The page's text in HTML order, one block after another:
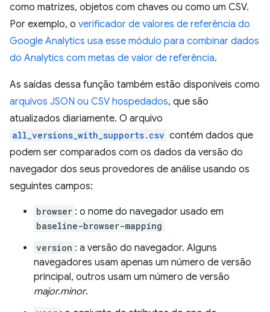
como matrizes, objetos com chaves ou como um CSV.
Por exemplo, o verificador de valores de referência do
Google Analytics usa esse módulo para combinar dados
do Analytics com metas de valor de referência.
As saídas dessa função também estão disponíveis como
arquivos JSON ou CSV hospedados, que são
atualizados diariamente. O arquivo
all_versions_with_supports.csv contém dados que
podem ser comparados com os dados da versão do
navegador dos seus provedores de análise usando os
seguintes campos:
browser : o nome do navegador usado em
baseline-browser-mapping
version : a versão do navegador. Alguns
navegadores usam apenas um número de versão
principal, outros usam um número de versão
major.minor.